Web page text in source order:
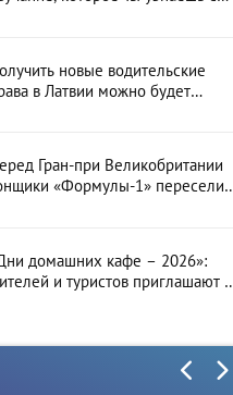
новые водительские
в Латвии можно будет
Гран-при Великобритании
«Формулы-1» пересели
домашних кафе – 2026»:
и туристов приглашают в